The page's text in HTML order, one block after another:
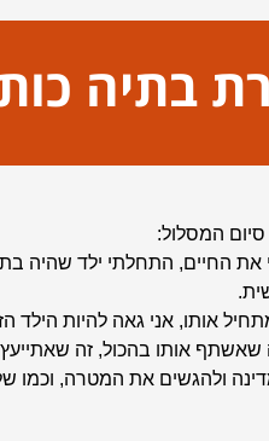
בתיה
לדובדבן
המסלול:
אותו, אני גאה להיות
אותו בהכול, זה שאתייעץ
ולהגשים את המטרה,